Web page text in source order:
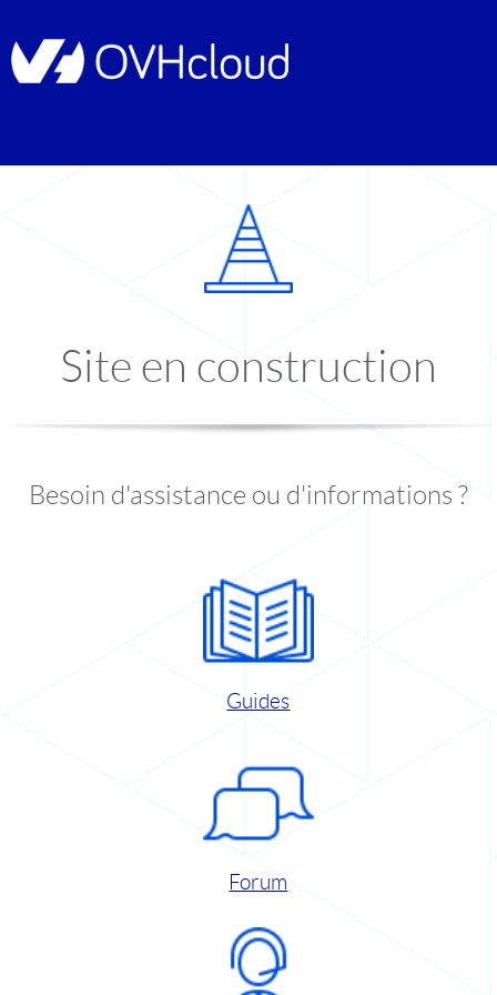
Site en construction
Besoin d'assistance ou d'informations ?
Guides
Forum